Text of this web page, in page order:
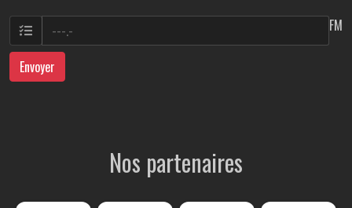
FM
Envoyer
Nos partenaires